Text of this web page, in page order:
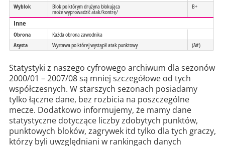
Wyblok Blok po którym drużyna blokująca
może wyprowadzić atak/kontrę/
B+
Inne
Obrona
Każda obrona zawodnika
Asysta
Wystawa po której wystąpił atak punktowy (A#)
Statystyki z naszego cyfrowego archiwum dla sezonów
2000/01 – 2007/08 są mniej szczegółowe od tych
współczesnych. W starszych sezonach posiadamy
tylko łączne dane, bez rozbicia na poszczególne
mecze. Dodatkowo informujemy, że mamy dane
statystyczne dotyczące liczby zdobytych punktów,
punktowych bloków, zagrywek itd tylko dla tych graczy,
którzy byli uwzględniani w rankingach danych